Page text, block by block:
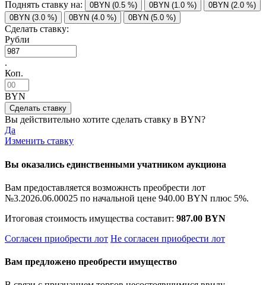
Поднять ставку на:
0BYN (0.5 %) 0BYN (1.0 %)
0BYN (2.0 %)
0BYN (3.0 %)
0BYN (4.0 %) 0BYN (5.0 %)
Сделать ставку:
Рубли
.
Коп.
BYN
Вы действительно хотите сделать ставку в BYN?
Да
Изменить ставку
Вы оказались единственными учатником аукциона
Вам предоставляется возможнсть преобрести лот
№3.2026.06.00025 по начальной цене 940.00 BYN плюс 5%.
Итоговая стоимость имущества составит: 987.00 BYN
Согласен приобрести лот Не согласен приобрести лот
Вам предложено преобрести имущество